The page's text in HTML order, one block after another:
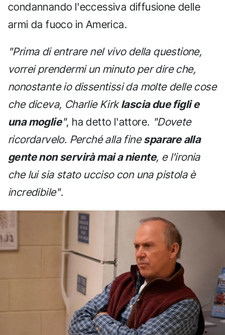
condannando l'eccessiva diffusione delle
armi da fuoco in America.
"Prima di entrare nel vivo della questione,
vorrei prendermi un minuto per dire che,
nonostante io dissentissi da molte delle cose
che diceva, Charlie Kirklascia due figli e
una moglie", ha detto l'attore. "Dovete
ricordarvelo. Perché alla finesparare alla
gente non servirà mai a niente, e l'ironia
che lui sia stato ucciso con una pistola è
incredibile".